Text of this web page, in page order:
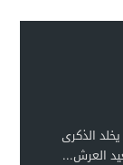
الذكرى
العرش...